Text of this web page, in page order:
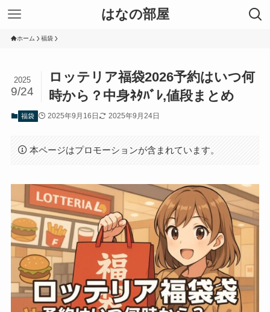
はなの部屋
ホーム 福袋
ロッテリア福袋2026予約はいつ何
時から？中身ﾈﾀﾊﾞﾚ,値段まとめ
2025
9/24
福袋 2025年9月16日 2025年9月24日
本ページはプロモーションが含まれています。